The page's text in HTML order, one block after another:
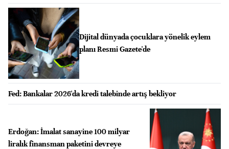
Dijital dünyada çocuklara yönelik eylem
planı Resmi Gazete'de
Fed: Bankalar 2026'da kredi talebinde artış bekliyor
Erdoğan: İmalat sanayine 100 milyar
liralık finansman paketini devreye